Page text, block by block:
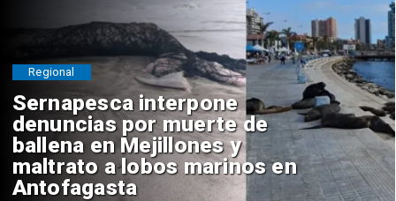
Sernapesca interpone
denuncias por muerte de
ballena en Mejillones y
maltrato a lobos marinos en
Antofagasta
Regional